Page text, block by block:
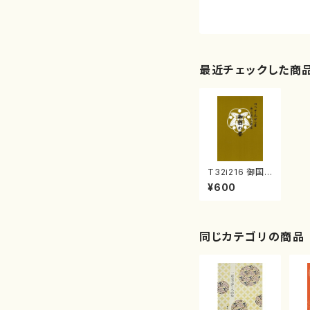
最近チェックした商
T32i216 御国
の誉（尺八/菊高
検校/楽譜）都山
¥600
同じカテゴリの商品